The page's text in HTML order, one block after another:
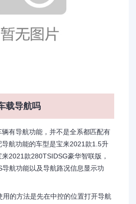
载导航吗
导航功能，并不是全系都匹配有
航功能的车型是宝来2021款1.5升
2021款280TSIDSG豪华智联版，
航功能以及导航路况信息显示功
的方法是先在中控的位置打开导航